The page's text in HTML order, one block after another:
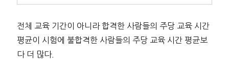
전체 교육 기간이 아니라 합격한 사람들의 주당 교육 시간
평균이 시험에 불합격한 사람들의 주당 교육 시간 평균보
다 더 많다.